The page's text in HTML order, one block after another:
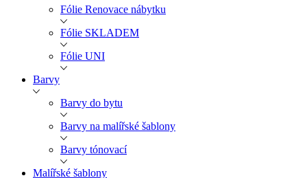
Fólie Renovace nábytku
Fólie SKLADEM
Fólie UNI
Barvy
Barvy do bytu
Barvy na malířské šablony
Barvy tónovací
Malířské šablony